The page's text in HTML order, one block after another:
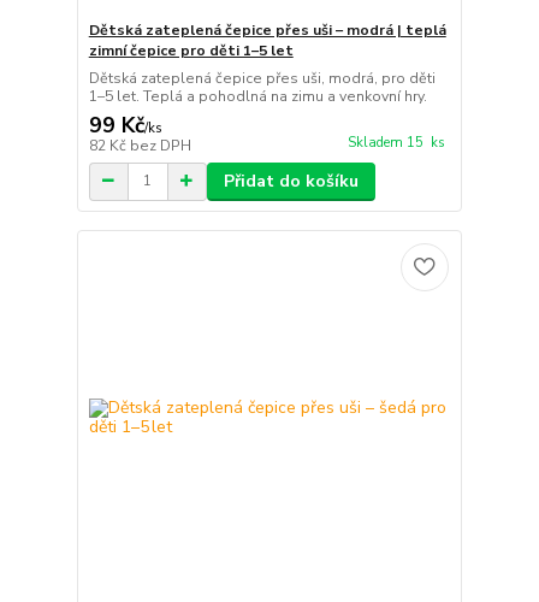
Dětská zateplená čepice přes uši – modrá | teplá
zimní čepice pro děti 1–5 let
Dětská zateplená čepice přes uši, modrá, pro děti
1–5 let. Teplá a pohodlná na zimu a venkovní hry.
99 Kč/ks
82 Kč bez DPH Skladem 15 ks
Přidat do košíku